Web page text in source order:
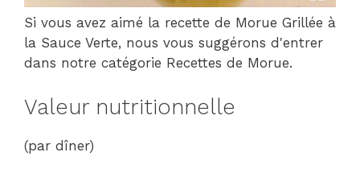
Si vous avez aimé la recette de Morue Grillée à
la Sauce Verte, nous vous suggérons d'entrer
dans notre catégorie Recettes de Morue.
Valeur nutritionnelle
(par dîner)